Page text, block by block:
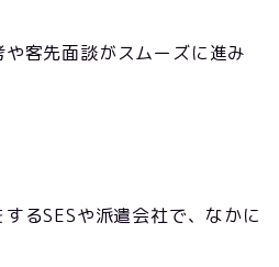
客先面談がスムーズに進み
るSESや派遣会社で、なかに